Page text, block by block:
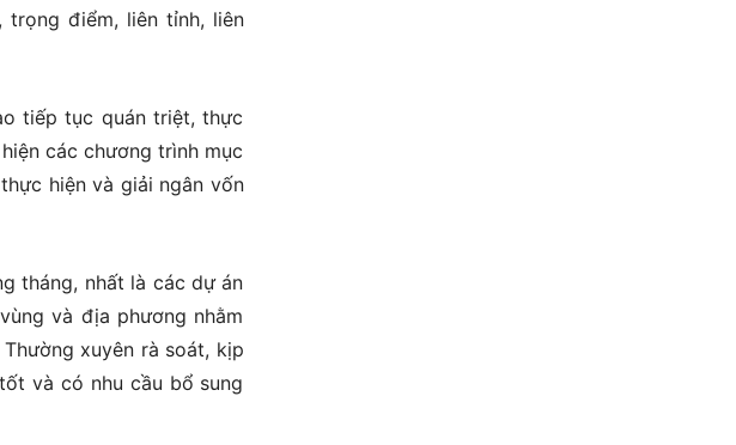
điểm, liên tỉnh, liên
tiếp tục quán triệt, thực
các chương trình mục
hiện và giải ngân vốn
tháng, nhất là các dự án
và địa phương nhằm
xuyên rà soát, kịp
và có nhu cầu bổ sung